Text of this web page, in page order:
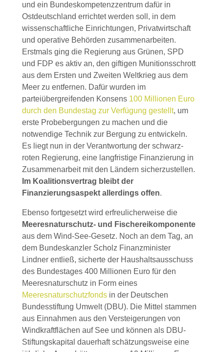
und ein Bundeskompetenzzentrum dafür in
Ostdeutschland errichtet werden soll, in dem
wissenschaftliche Einrichtungen, Privatwirtschaft
und operative Behörden zusammenarbeiten.
Erstmals ging die Regierung aus Grünen, SPD
und FDP es aktiv an, den giftigen Munitionsschrott
aus dem Ersten und Zweiten Weltkrieg aus dem
Meer zu entfernen. Dafür wurden im
parteiübergreifenden Konsens 100 Millionen Euro
durch den Bundestag zur Verfügung gestellt, um
erste Probebergungen zu machen und die
notwendige Technik zur Bergung zu entwickeln.
Es liegt nun in der Verantwortung der schwarz-
roten Regierung, eine langfristige Finanzierung in
Zusammenarbeit mit den Ländern sicherzustellen.
Im Koalitionsvertrag bleibt der
Finanzierungsaspekt allerdings offen.
Ebenso fortgesetzt wird erfreulicherweise die
Meeresnaturschutz- und Fischereikomponente
aus dem Wind-See-Gesetz. Noch an dem Tag, an
dem Bundeskanzler Scholz Finanzminister
Lindner entließ, sicherte der Haushaltsausschuss
des Bundestages 400 Millionen Euro für den
Meeresnaturschutz in Form eines
Meeresnaturschutzfondsin der Deutschen
Bundesstiftung Umwelt (DBU). Die Mittel stammen
aus Einnahmen aus den Versteigerungen von
Windkraftflächen auf See und können als DBU-
Stiftungskapital dauerhaft schätzungsweise eine